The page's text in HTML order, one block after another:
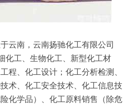
云南，云南扬驰化工有限公司
化工、生物化工、新型化工材
程、化工设计；化工分析检测、
术、化工安全技术、化工信息技
化学品）、化工原料销售（除危